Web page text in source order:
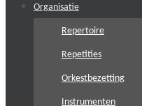
Organisatie
Repertoire
Repetities
Orkestbezetting
Instrumenten